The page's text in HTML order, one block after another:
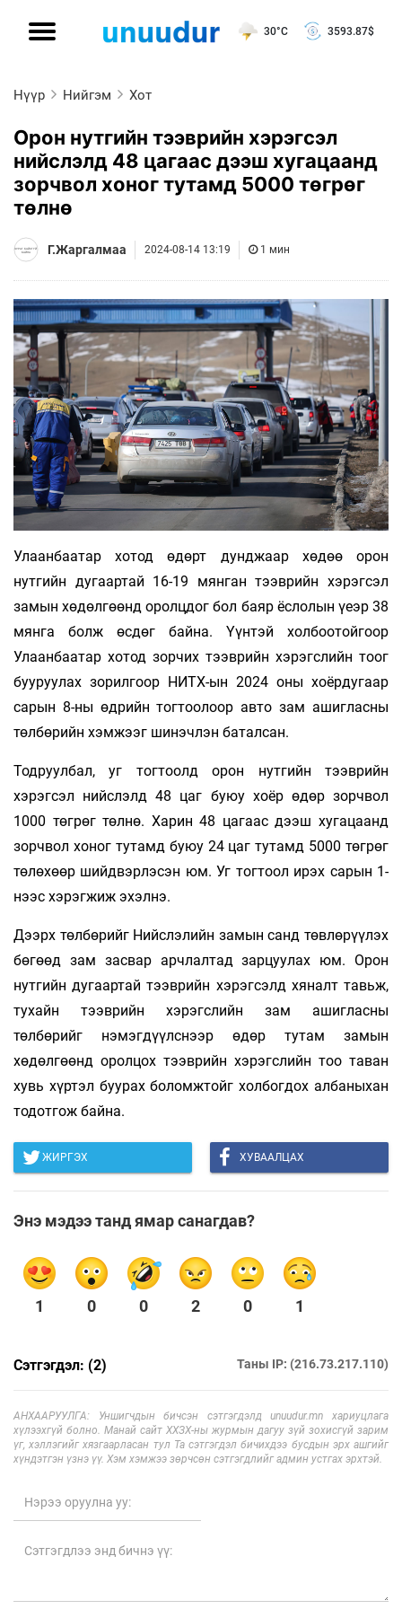
30°C 3593.87$
Нүүр Нийгэм Хот
Орон нутгийн тээврийн хэрэгсэл
нийслэлд 48 цагаас дээш хугацаанд
зорчвол хоног тутамд 5000 төгрөг
төлнө
Г.Жаргалмаа 2024-08-14 13:19 1 мин
Улаанбаатар хотод өдөрт дунджаар хөдөө орон
нутгийн дугаартай 16-19 мянган тээврийн хэрэгсэл
замын хөдөлгөөнд оролцдог бол баяр ёслолын үеэр 38
мянга болж өсдөг байна. Үүнтэй холбоотойгоор
Улаанбаатар хотод зорчих тээврийн хэрэгслийн тоог
бууруулах зорилгоор НИТХ-ын 2024 оны хоёрдугаар
сарын 8-ны өдрийн тогтоолоор авто зам ашигласны
төлбөрийн хэмжээг шинэчлэн баталсан.
Тодруулбал, уг тогтоолд орон нутгийн тээврийн
хэрэгсэл нийслэлд 48 цаг буюу хоёр өдөр зорчвол
1000 төгрөг төлнө. Харин 48 цагаас дээш хугацаанд
зорчвол хоног тутамд буюу 24 цаг тутамд 5000 төгрөг
төлөхөөр шийдвэрлэсэн юм. Уг тогтоол ирэх сарын 1-
нээс хэрэгжиж эхэлнэ.
Дээрх төлбөрийг Нийслэлийн замын санд төвлөрүүлэх
бөгөөд зам засвар арчлалтад зарцуулах юм. Орон
нутгийн дугаартай тээврийн хэрэгсэлд хяналт тавьж,
тухайн тээврийн хэрэгслийн зам ашигласны
төлбөрийг нэмэгдүүлснээр өдөр тутам замын
хөдөлгөөнд оролцох тээврийн хэрэгслийн тоо таван
хувь хүртэл буурах боломжтойг холбогдох албаныхан
тодотгож байна.
ЖИРГЭХ ХУВААЛЦАХ
Энэ мэдээ танд ямар санагдав?
1 0 0 2 0 1
Сэтгэгдэл: (2) Таны IP: (216.73.217.110)
АНХААРУУЛГА: Уншигчдын бичсэн сэтгэгдэлд unuudur.mn хариуцлага
хүлээхгүй болно. Манай сайт ХХЗХ-ны журмын дагуу зүй зохисгүй зарим
үг, хэллэгийг хязгаарласан тул Та сэтгэгдэл бичихдээ бусдын эрх ашгийг
хүндэтгэн үзнэ үү. Хэм хэмжээ зөрчсөн сэтгэгдлийг админ устгах эрхтэй.